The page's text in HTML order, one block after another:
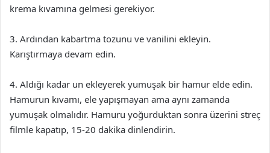
krema kıvamına gelmesi gerekiyor.
3. Ardından kabartma tozunu ve vanilini ekleyin.
Karıştırmaya devam edin.
4. Aldığı kadar un ekleyerek yumuşak bir hamur elde edin.
Hamurun kıvamı, ele yapışmayan ama aynı zamanda
yumuşak olmalıdır. Hamuru yoğurduktan sonra üzerini streç
filmle kapatıp, 15-20 dakika dinlendirin.